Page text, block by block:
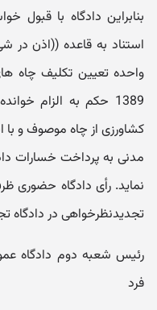
بنابراین دادگاه با قبول
استناد به قاعده ((اذن در
واحده تعیین تکلیف چاه
1389 حکم به الزام
مدنی به پرداخت خسارات
نماید. رأی دادگاه حضوری
تجدیدنظرخواهی در دادگاه
رئیس شعبه دوم دادگاه
فرد